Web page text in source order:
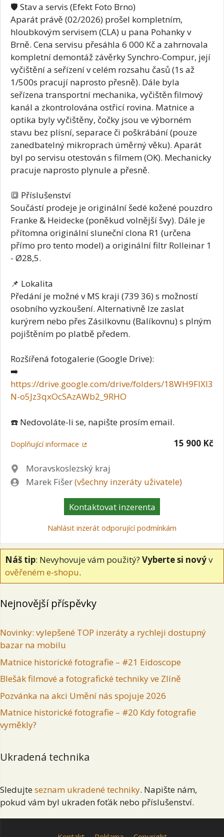
🛡️ Stav a servis (Efekt Foto Brno)
Aparát právě (02/2026) prošel kompletním,
hloubkovým servisem (CLA) u pana Pohanky v
Brně. Cena servisu přesáhla 6 000 Kč a zahrnovala
kompletní demontáž závěrky Synchro-Compur, její
vyčištění a seřízení v celém rozsahu časů (1s až
1/500s pracují naprosto přesně). Dále byla
seřízena transportní mechanika, vyčištěn filmový
kanál a zkontrolována ostřicí rovina. Matnice a
optika byly vyčištěny, čočky jsou ve výborném
stavu bez plísní, separace či poškrábání (pouze
zanedbatelný mikroprach úměrný věku). Aparát
byl po servisu otestován s filmem (OK). Mechanicky
pracuje naprosto plynule a přesně.
🔳 Příslušenství
Součástí prodeje je originální šedé kožené pouzdro
Franke & Heidecke (poněkud volnější švy). Dále je
přítomna originální sluneční clona R1 (určena
přímo pro tento model) a originální filtr Rolleinar 1
- Ø28,5.
📌 Lokalita
Předání je možné v MS kraji (739 36) s možností
osobního vyzkoušení. Alternativně lze zaslat
kurýrem nebo přes Zásilkovnu (Balíkovnu) s plným
pojištěním po platbě předem.
Rozšířená fotogalerie (Google Drive):
➡️
https://drive.google.com/drive/folders/18WH9FlXI3
N-o5Jz3qxOcSAzAWb2_9RHO
☎️ Nedovoláte-li se, napište prosím email.
Doplňující informace 15 900 Kč
Lokalita
Moravskoslezský kraj
Zadavatel
Marek Fišer(všechny inzeráty uživatele)
Kontaktovat inzerenta
Nahlásit inzerát odporující podmínkám
Náš tip: Nevyhovuje vám použitý? Vyberte si novýv
ověřeném e-shopu.
Nejnovější příspěvky
Novinky: vylepšené TOP inzeráty a rychleji dostupný
bazar na mobilu
Matnice historické fotografie – #21 Eidoscope
Blešák filmové a fotografické techniky ve Zlíně
Pozvánka na akci Umění nás spojuje 2026
Matnice historické fotografie – #20 Kdy fotografie
vyměkly?
Ukradená technika
Sledujte seznam ukradené techniky. Napište nám,
pokud vám byl ukraden foťák nebo příslušenství.